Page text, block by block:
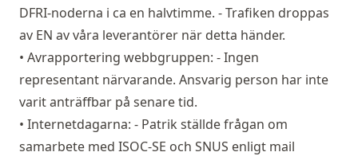
DFRI-noderna i ca en halvtimme. - Trafiken droppas
av EN av våra leverantörer när detta händer.
• Avrapportering webbgruppen: - Ingen
representant närvarande. Ansvarig person har inte
varit anträffbar på senare tid.
• Internetdagarna: - Patrik ställde frågan om
samarbete med ISOC-SE och SNUS enligt mail